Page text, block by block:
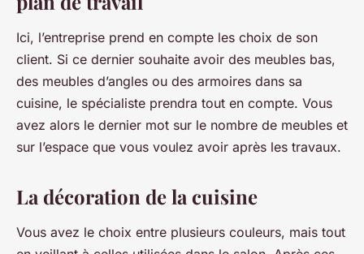
Ici, l’entreprise prend en compte les choix de son
client. Si ce dernier souhaite avoir des meubles bas,
des meubles d’angles ou des armoires dans sa
cuisine, le spécialiste prendra tout en compte. Vous
avez alors le dernier mot sur le nombre de meubles et
sur l’espace que vous voulez avoir après les travaux.
La décoration de la cuisine
Vous avez le choix entre plusieurs couleurs, mais tout